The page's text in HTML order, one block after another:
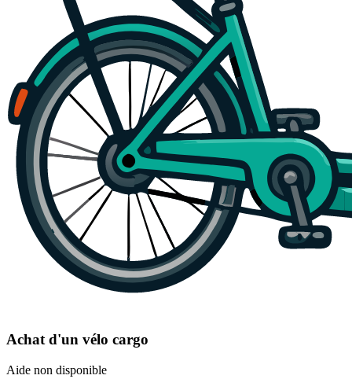
Achat d'un vélo cargo
Aide non disponible